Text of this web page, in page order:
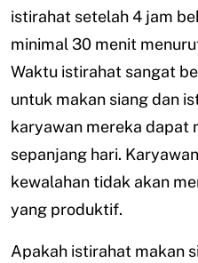
istirahat setelah 4 jam
minimal 30 menit
Waktu istirahat sangat
untuk makan siang dan
karyawan mereka dapat
sepanjang hari.
kewalahan tidak akan
yang produktif.
Apakah istirahat makan